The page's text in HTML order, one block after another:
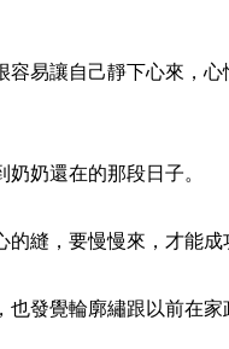
易讓自己靜下心來，心
奶還在的那段日子。
縫，要慢慢來，才能成
發覺輪廓繡跟以前在家